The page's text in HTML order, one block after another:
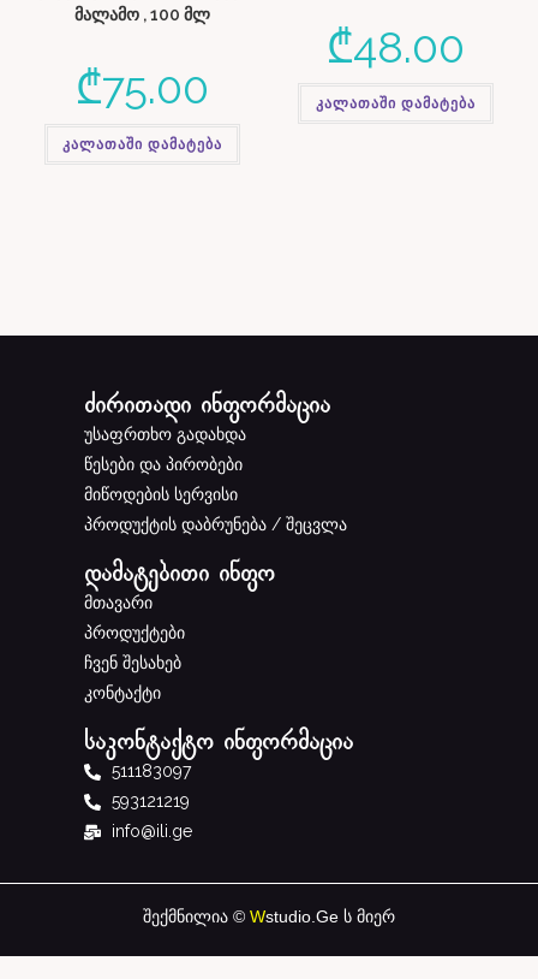
მალამო , 100 მლ
₾75.00
კალათაში დამატება
₾48.00
კალათაში დამატება
ძირითადი ინფორმაცია
უსაფრთხო გადახდა
წესები და პირობები
მიწოდების სერვისი
პროდუქტის დაბრუნება / შეცვლა
დამატებითი ინფო
მთავარი
პროდუქტები
ჩვენ შესახებ
კონტაქტი
საკონტაქტო ინფორმაცია
511183097
593121219
info@ili.ge
შექმნილია © Wstudio.Ge ს მიერ